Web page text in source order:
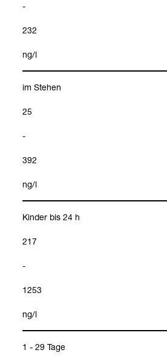
-
232
ng/l
im Ste­hen
25
-
392
ng/l
Kin­der bis 24 h
217
-
1253
ng/l
1 - 29 Tage